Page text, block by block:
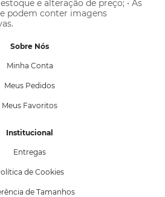
e alteração de preço; • As
podem conter imagens
Sobre Nós
Minha Conta
Meus Pedidos
Meus Favoritos
Institucional
Entregas
de Cookies
de Tamanhos